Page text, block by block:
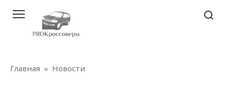
контенту
Главная » Новости